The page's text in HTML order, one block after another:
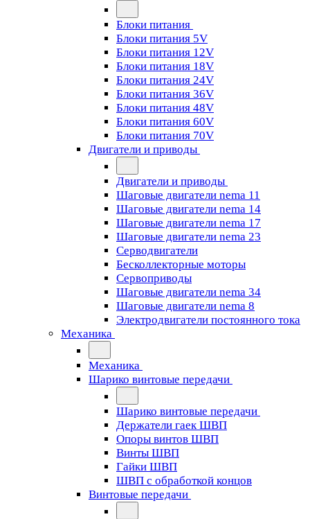
Блоки питания
Блоки питания 5V
Блоки питания 12V
Блоки питания 18V
Блоки питания 24V
Блоки питания 36V
Блоки питания 48V
Блоки питания 60V
Блоки питания 70V
Двигатели и приводы
Двигатели и приводы
Шаговые двигатели nema 11
Шаговые двигатели nema 14
Шаговые двигатели nema 17
Шаговые двигатели nema 23
Cерводвигатели
Бесколлекторные моторы
Сервоприводы
Шаговые двигатели nema 34
Шаговые двигатели nema 8
Электродвигатели постоянного тока
Механика
Механика
Шарико винтовые передачи
Шарико винтовые передачи
Держатели гаек ШВП
Опоры винтов ШВП
Винты ШВП
Гайки ШВП
ШВП с обработкой концов
Винтовые передачи